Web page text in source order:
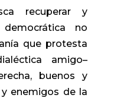
recuperar y
no
que protesta
amigo–
buenos y
enemigos de la